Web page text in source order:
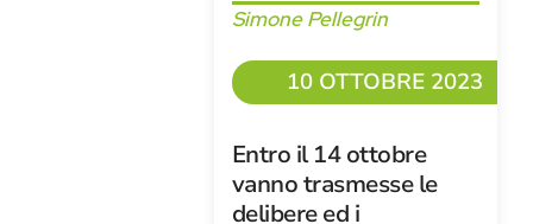
Simone Pellegrin
10 OTTOBRE 2023
Entro il 14 ottobre
vanno trasmesse le
delibere ed i